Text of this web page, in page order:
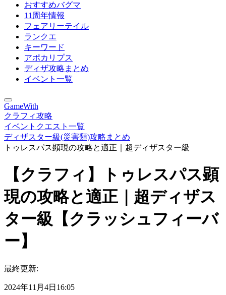
おすすめバグマ
11周年情報
フェアリーテイル
ランクエ
キーワード
アポカリプス
ディザ攻略まとめ
イベント一覧
GameWith
クラフィ攻略
イベントクエスト一覧
ディザスター級(災害類)攻略まとめ
トゥレスパス顕現の攻略と適正｜超ディザスター級
【クラフィ】トゥレスパス顕
現の攻略と適正｜超ディザス
ター級【クラッシュフィーバ
ー】
最終更新:
2024年11月4日16:05